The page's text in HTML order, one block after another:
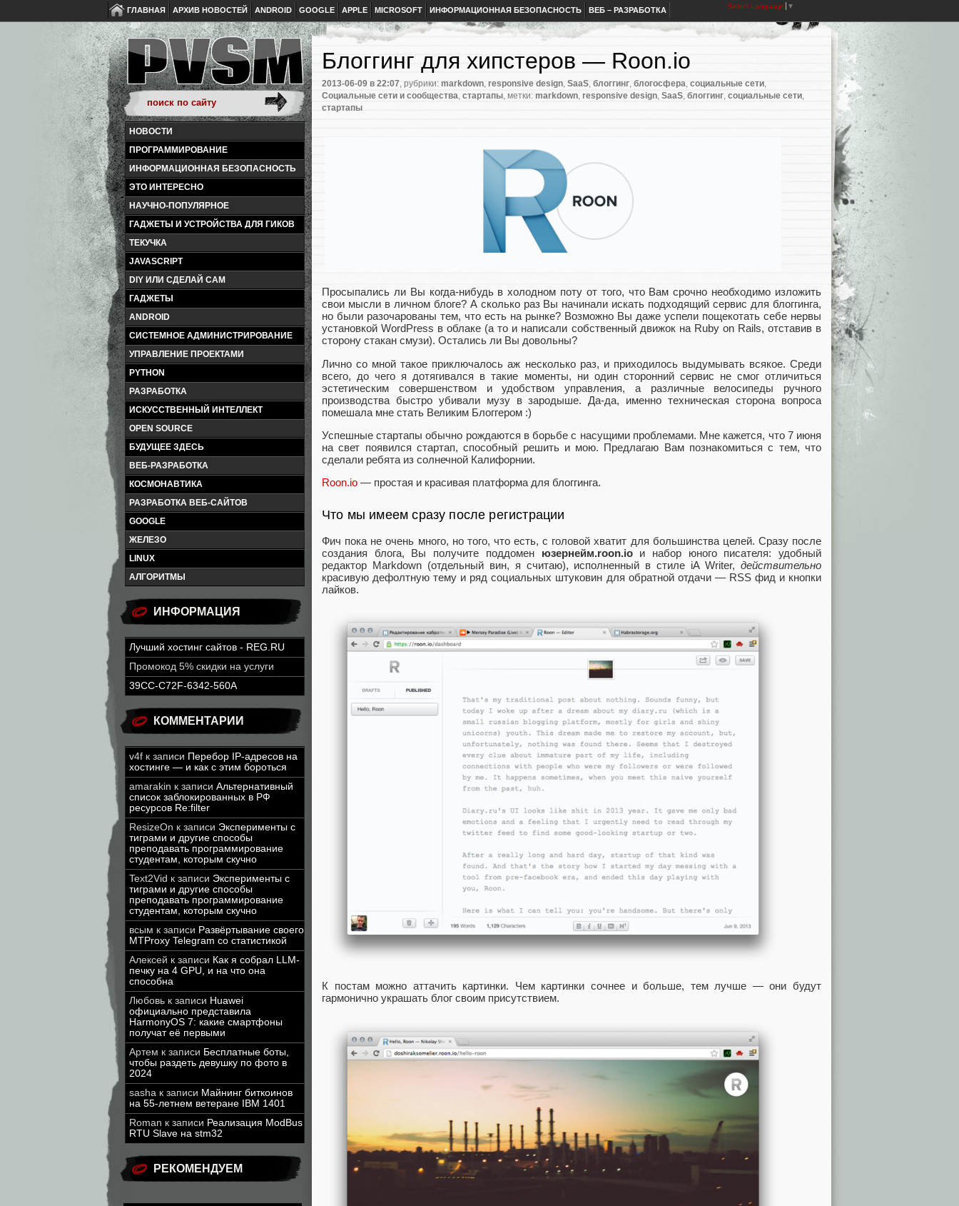
ГЛАВНАЯ АРХИВ НОВОСТЕЙ ANDROID GOOGLE APPLE MICROSOFT ИНФОРМАЦИОННАЯ БЕЗОПАСНОСТЬ ВЕБ – РАЗРАБОТКА Select Language ▼
НОВОСТИ
ПРОГРАММИРОВАНИЕ
ИНФОРМАЦИОННАЯ БЕЗОПАСНОСТЬ
ЭТО ИНТЕРЕСНО
НАУЧНО-ПОПУЛЯРНОЕ
ГАДЖЕТЫ И УСТРОЙСТВА ДЛЯ ГИКОВ
ТЕКУЧКА
JAVASCRIPT
DIY ИЛИ СДЕЛАЙ САМ
ГАДЖЕТЫ
ANDROID
СИСТЕМНОЕ АДМИНИСТРИРОВАНИЕ
УПРАВЛЕНИЕ ПРОЕКТАМИ
PYTHON
РАЗРАБОТКА
ИСКУССТВЕННЫЙ ИНТЕЛЛЕКТ
OPEN SOURCE
БУДУЩЕЕ ЗДЕСЬ
ВЕБ-РАЗРАБОТКА
КОСМОНАВТИКА
РАЗРАБОТКА ВЕБ-САЙТОВ
GOOGLE
ЖЕЛЕЗО
LINUX
АЛГОРИТМЫ
ИНФОРМАЦИЯ
Лучший хостинг сайтов - REG.RU
Промокод 5% скидки на услуги
39CC-C72F-6342-560A
КОММЕНТАРИИ
v4f к записи Перебор IP-адресов на
хостинге — и как с этим бороться
amarakin к записи Альтернативный
список заблокированных в РФ
ресурсов Re:filter
ResizeOn к записи Эксперименты с
тиграми и другие способы
преподавать программирование
студентам, которым скучно
Text2Vid к записи Эксперименты с
тиграми и другие способы
преподавать программирование
студентам, которым скучно
всым к записи Развёртывание своего
MTProxy Telegram со статистикой
Алексей к записи Как я собрал LLM-
печку на 4 GPU, и на что она
способна
Любовь к записи Huawei
официально представила
HarmonyOS 7: какие смартфоны
получат её первыми
Артем к записи Бесплатные боты,
чтобы раздеть девушку по фото в
2024
sasha к записи Майнинг биткоинов
на 55-летнем ветеране IBM 1401
Roman к записи Реализация ModBus
RTU Slave на stm32
РЕКОМЕНДУЕМ
Блоггинг для хипстеров — Roon.io
2013-06-09 в 22:07, рубрики: markdown, responsive design, SaaS, блоггинг, блогосфера, социальные сети,
Социальные сети и сообщества, стартапы, метки: markdown, responsive design, SaaS, блоггинг, социальные сети,
стартапы
Просыпались ли Вы когда-нибудь в холодном поту от того, что Вам срочно необходимо изложить
свои мысли в личном блоге? А сколько раз Вы начинали искать подходящий сервис для блоггинга,
но были разочарованы тем, что есть на рынке? Возможно Вы даже успели пощекотать себе нервы
установкой WordPress в облаке (а то и написали собственный движок на Ruby on Rails, отставив в
сторону стакан смузи). Остались ли Вы довольны?
Лично со мной такое приключалось аж несколько раз, и приходилось выдумывать всякое. Cреди
всего, до чего я дотягивался в такие моменты, ни один сторонний сервис не смог отличиться
эстетическим совершенством и удобством управления, а различные велосипеды ручного
производства быстро убивали музу в зародыше. Да-да, именно техническая сторона вопроса
помешала мне стать Великим Блоггером :)
Успешные стартапы обычно рождаются в борьбе с насущими проблемами. Мне кажется, что 7 июня
на свет появился стартап, способный решить и мою. Предлагаю Вам познакомиться с тем, что
сделали ребята из солнечной Калифорнии.
Roon.io — простая и красивая платформа для блоггинга.
Что мы имеем сразу после регистрации
Фич пока не очень много, но того, что есть, с головой хватит для большинства целей. Сразу после
создания блога, Вы получите поддомен юзернейм.roon.ioи набор юного писателя: удобный
редактор Markdown (отдельный вин, я считаю), исполненный в стиле iA Writer, действительно
красивую дефолтную тему и ряд социальных штуковин для обратной отдачи — RSS фид и кнопки
лайков.
К постам можно аттачить картинки. Чем картинки сочнее и больше, тем лучше — они будут
гармонично украшать блог своим присутствием.